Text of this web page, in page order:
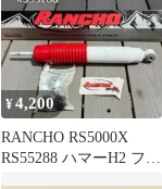
¥4,200
RANCHO RS5000X
RS55288 ハマーH2 フロ